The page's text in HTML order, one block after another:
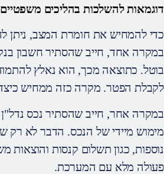
דוגמאות להשלכות בהליכים משפטיים
כדי להמחיש את חומרת המצב, ניתן
במקרה אחד, חייב שהסתיר חשבון
בוטל. כתוצאה מכך, הוא נאלץ
לקבלת הפטר. מקרה כזה ממחיש כיצד
במקרה אחר, חייב שהסתיר נכס
מימוש מיידי של הנכס. הדבר לא רק
נוספות, כגון תשלום קנסות
פעולה מלא עם המערכת.